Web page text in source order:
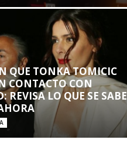
QUE TONKA TOMICIC
CONTACTO CON
REVISA LO QUE SE SABE